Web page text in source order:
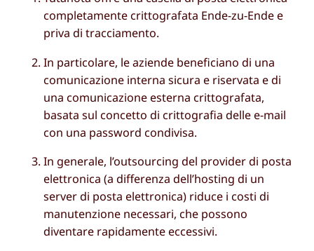
completamente crittografata Ende-zu-Ende e
priva di tracciamento.
In particolare, le aziende beneficiano di una
comunicazione interna sicura e riservata e di
una comunicazione esterna crittografata,
basata sul concetto di crittografia delle e-mail
con una password condivisa.
In generale, l’outsourcing del provider di posta
elettronica (a differenza dell’hosting di un
server di posta elettronica) riduce i costi di
manutenzione necessari, che possono
diventare rapidamente eccessivi.